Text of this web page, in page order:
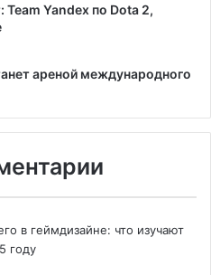
Team Yandex по Dota 2,
ареной международного
в геймдизайне: что изучают
году